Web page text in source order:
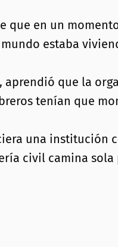
en un
estaba
que la
tenían que
una institución
civil camina